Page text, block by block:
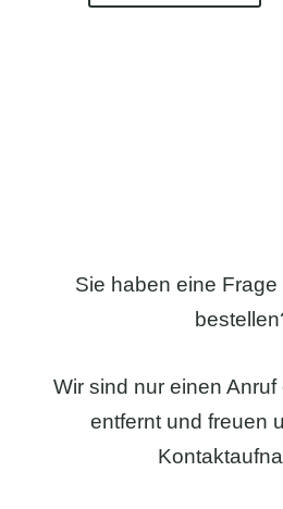
Sie haben eine
Wir sind nur einen Anruf
entfernt und freuen